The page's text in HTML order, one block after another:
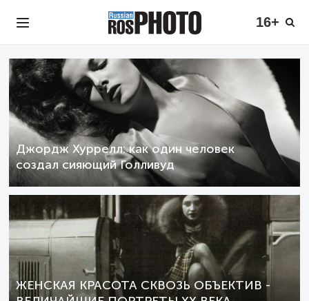
16+
Джордж Хуррелл: как один человек
создал сияющий Голливуд
ЖЕНСКАЯ КРАСОТА СКВОЗЬ ОБЪЕКТИВ -